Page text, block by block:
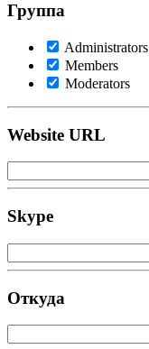
Группа
Administrators
Members
Moderators
Website URL
Skype
Откуда